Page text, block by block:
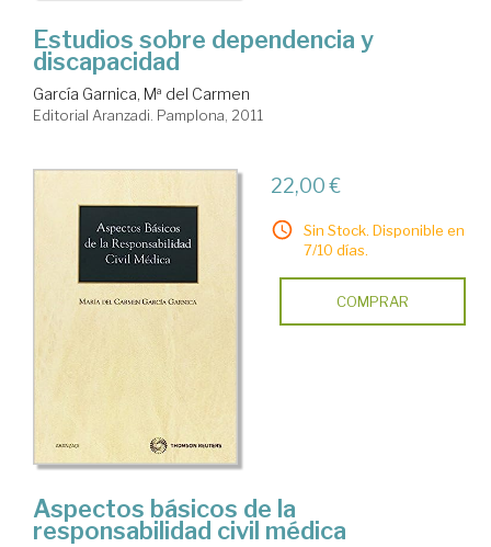
Estudios sobre dependencia y
discapacidad
García Garnica, Mª del Carmen
Editorial Aranzadi. Pamplona, 2011
22,00 €
Sin Stock. Disponible en
7/10 días.
COMPRAR
Aspectos básicos de la
responsabilidad civil médica